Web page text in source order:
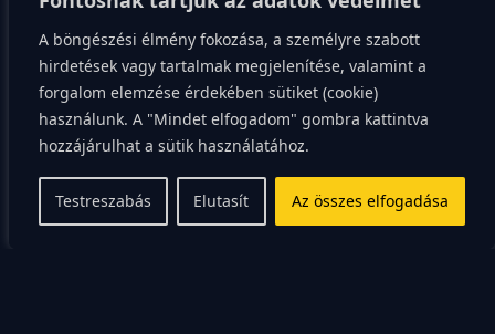
A böngészési élmény fokozása, a személyre szabott
hirdetések vagy tartalmak megjelenítése, valamint a
forgalom elemzése érdekében sütiket (cookie)
használunk. A "Mindet elfogadom" gombra kattintva
hozzájárulhat a sütik használatához.
Testreszabás Elutasít Az összes elfogadása
található kalcium is hozzájárul a csontok
egészségéhez.
Ezen kívül az ananászban található más ásványi
anyagok is, mint például a foszfor, a cink és a réz. A
foszfor segít a csontok és a fogak egészségének
fenntartásában, a cink hozzájárul az immunrendszer
erősítéséhez, míg a réz segít a vörös vérsejtek